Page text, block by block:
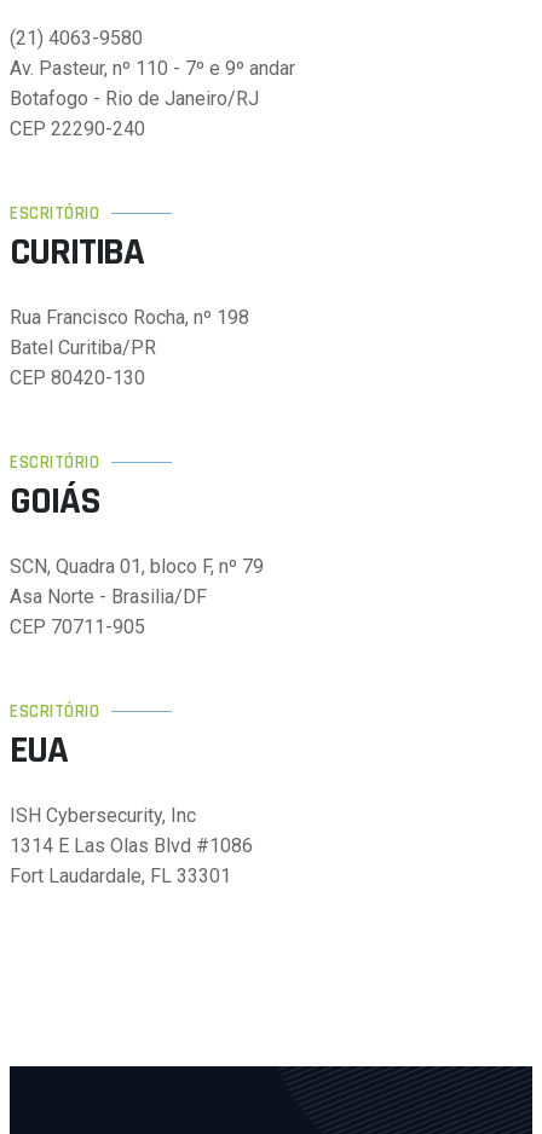
(21) 4063-9580
Av. Pasteur, nº 110 - 7º e 9º andar
Botafogo - Rio de Janeiro/RJ
CEP 22290-240
ESCRITÓRIO
CURITIBA
Rua Francisco Rocha, nº 198
Batel Curitiba/PR
CEP 80420-130
ESCRITÓRIO
GOIÁS
SCN, Quadra 01, bloco F, nº 79
Asa Norte - Brasilia/DF
CEP 70711-905
ESCRITÓRIO
EUA
ISH Cybersecurity, Inc
1314 E Las Olas Blvd #1086
Fort Laudardale, FL 33301